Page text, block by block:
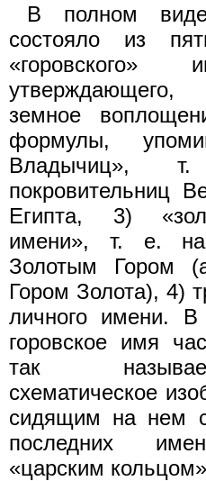
В полном
состояло из
земное
формулы,
Владычиц»,
покровительниц
Египта, 3)
имени», т. е.
Золотым Гором
Гором Золота), 4)
личного имени. В
горовское имя
так
схематическое
сидящим на нем
последних
«царским